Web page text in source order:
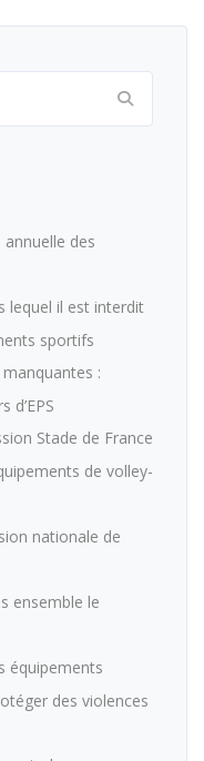
annuelle des
lequel il est interdit
sportifs
:
d’EPS
Stade de France
de volley-
nationale de
ensemble le
équipements
des violences